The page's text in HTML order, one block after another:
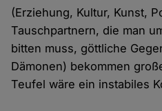
(Erziehung, Kultur, Kunst,
Tauschpartnern, die man
bitten muss, göttliche
Dämonen) bekommen
Teufel wäre ein instabiles